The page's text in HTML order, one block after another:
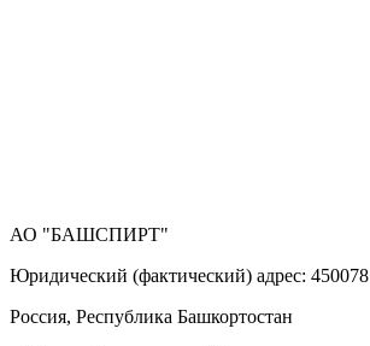
АО "БАШСПИРТ"
Юридический (фактический) адрес: 450078
Россия, Республика Башкортостан